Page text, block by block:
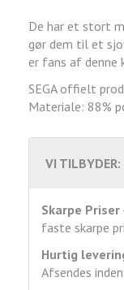
De har et stort
gør dem til et
er fans af denne
SEGA offielt
Materiale: 88%
VI TILBYDER:
Skarpe Priser
faste skarpe
Hurtig
Afsendes